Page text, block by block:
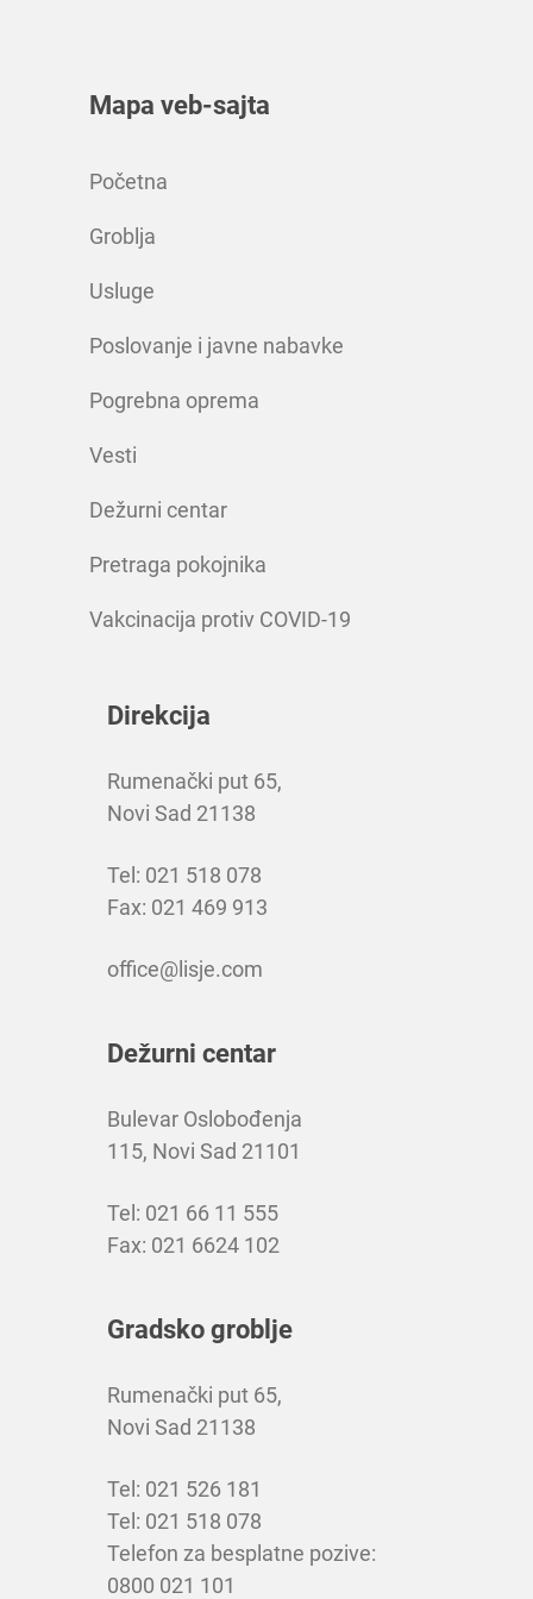
Mapa veb-sajta
Početna
Groblja
Usluge
Poslovanje i javne nabavke
Pogrebna oprema
Vesti
Dežurni centar
Pretraga pokojnika
Vakcinacija protiv COVID-19
Direkcija
Rumenački put 65,
Novi Sad 21138
Tel: 021 518 078
Fax: 021 469 913
office@lisje.com
Dežurni centar
Bulevar Oslobođenja
115, Novi Sad 21101
Tel: 021 66 11 555
Fax: 021 6624 102
Gradsko groblje
Rumenački put 65,
Novi Sad 21138
Tel: 021 526 181
Tel: 021 518 078
Telefon za besplatne pozive:
0800 021 101